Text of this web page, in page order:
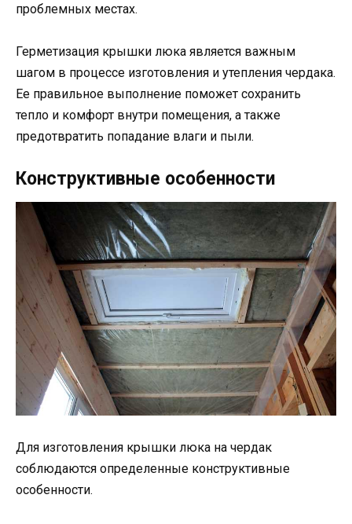
проблемных местах.
Герметизация крышки люка является важным
шагом в процессе изготовления и утепления чердака.
Ее правильное выполнение поможет сохранить
тепло и комфорт внутри помещения, а также
предотвратить попадание влаги и пыли.
Конструктивные особенности
Для изготовления крышки люка на чердак
соблюдаются определенные конструктивные
особенности.